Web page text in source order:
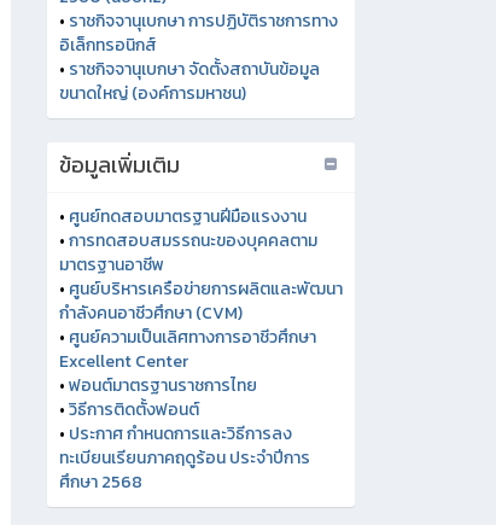
•ราชกิจจานุเบกษา พ.ร.บ.คอมพิวเตอร์
2560 (ฉบับที่2)
ราชกิจจานุเบกษา การปฏิบัติราชการทาง
อิเล็กทรอนิกส์
ขนาดใหญ่ (องค์การมหาชน)
ข้อมูลเพิ่มเติม
•ศูนย์ทดสอบมาตรฐานฝีมือแรงงาน
•การทดสอบสมรรถนะของบุคคลตาม
มาตรฐานอาชีพ
•ศูนย์บริหารเครือข่ายการผลิตและพัฒนา
กำลังคนอาชีวศึกษา (CVM)
ศูนย์ความเป็นเลิศทางการอาชีวศึกษา
Excellent Center
ฟอนต์มาตรฐานราชการไทย
•วิธีการติดตั้งฟอนต์
•ประกาศ กำหนดการและวิธีการลง